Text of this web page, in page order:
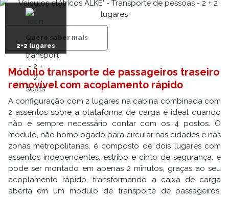
2+2 lugares
Quero saber mais
Módulo transporte de passageiros traseiro
removível com acoplamento rápido
A configuração com 2 lugares na cabina combinada com
2 assentos sobre a plataforma de carga é ideal quando
não é sempre necessário contar com os 4 postos. O
módulo, não homologado para circular nas cidades e nas
zonas metropolitanas, é composto de dois lugares com
assentos independentes, estribo e cinto de segurança, e
pode ser montado em apenas 2 minutos, graças ao seu
acoplamento rápido, transformando a caixa de carga
aberta em um módulo de transporte de passageiros.